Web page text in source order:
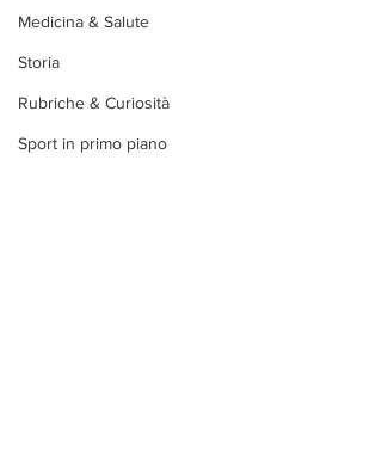
Medicina & Salute
Storia
Rubriche & Curiosità
Sport in primo piano